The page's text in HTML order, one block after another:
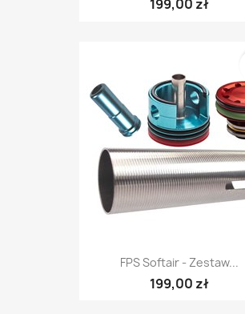
199,00 zł
FPS Softair - Zestaw...
199,00 zł